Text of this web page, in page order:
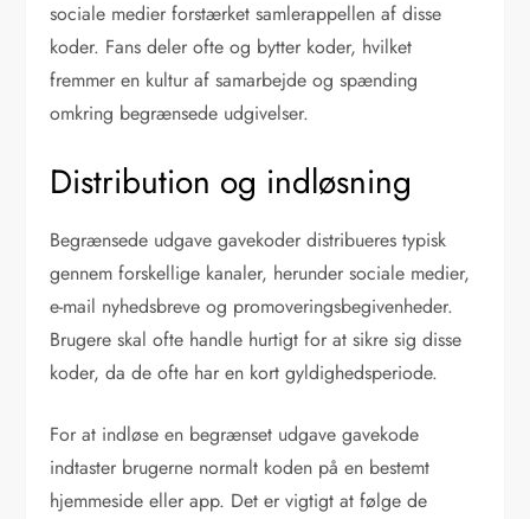
sociale medier forstærket samlerappellen af disse
koder. Fans deler ofte og bytter koder, hvilket
fremmer en kultur af samarbejde og spænding
omkring begrænsede udgivelser.
Distribution og indløsning
Begrænsede udgave gavekoder distribueres typisk
gennem forskellige kanaler, herunder sociale medier,
e-mail nyhedsbreve og promoveringsbegivenheder.
Brugere skal ofte handle hurtigt for at sikre sig disse
koder, da de ofte har en kort gyldighedsperiode.
For at indløse en begrænset udgave gavekode
indtaster brugerne normalt koden på en bestemt
hjemmeside eller app. Det er vigtigt at følge de